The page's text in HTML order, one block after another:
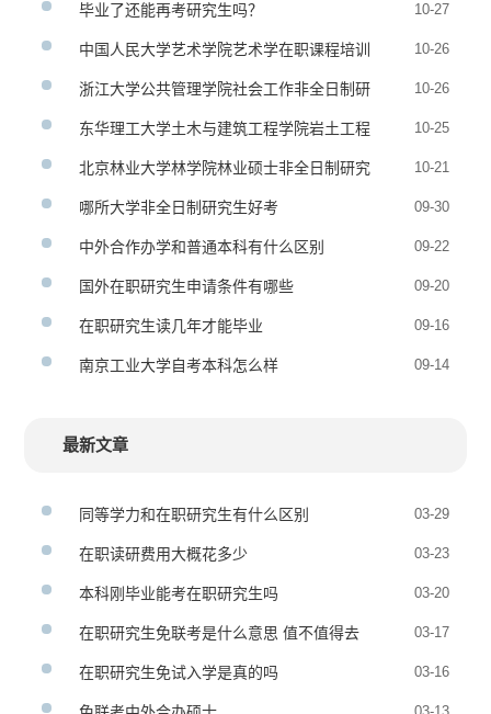
毕业了还能再考研究生吗？ 10-27
中国人民大学艺术学院艺术学在职课程培训
班招生简章【上海班】
10-26
浙江大学公共管理学院社会工作非全日制研
究生招生简章
10-26
东华理工大学土木与建筑工程学院岩土工程
在职研究生招生简章
10-25
北京林业大学林学院林业硕士非全日制研究
生招生简章
10-21
哪所大学非全日制研究生好考 09-30
中外合作办学和普通本科有什么区别 09-22
国外在职研究生申请条件有哪些 09-20
在职研究生读几年才能毕业 09-16
南京工业大学自考本科怎么样 09-14
最新文章
同等学力和在职研究生有什么区别 03-29
在职读研费用大概花多少 03-23
本科刚毕业能考在职研究生吗 03-20
在职研究生免联考是什么意思 值不值得去 03-17
在职研究生免试入学是真的吗 03-16